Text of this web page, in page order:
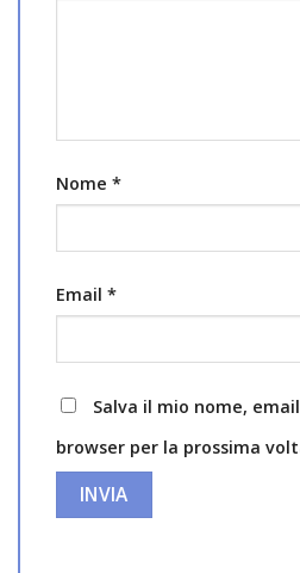
Nome *
Email *
Salva il mio nome,
browser per la prossima